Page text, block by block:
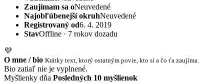
Zaujímam sa oNeuvedené
Najobľúbenejší okruhNeuvedené
Registrovaný od6. 4. 2019
StavOffline · 7 rokov dozadu
💜
O mne / bio Krátky text, ktorý ostatným povie, kto si a čo ťa zaujíma.
Bio zatiaľ nie je vyplnené.
Myšlienky dňa Posledných 10 myšlienok